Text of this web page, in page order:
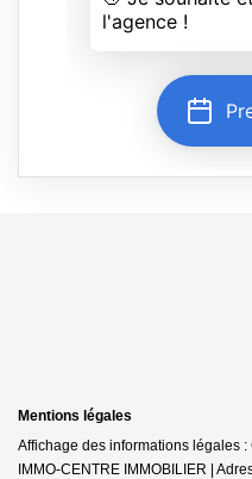
Mentions légales
Affichage des informations légales :
IMMO-CENTRE IMMOBILIER |